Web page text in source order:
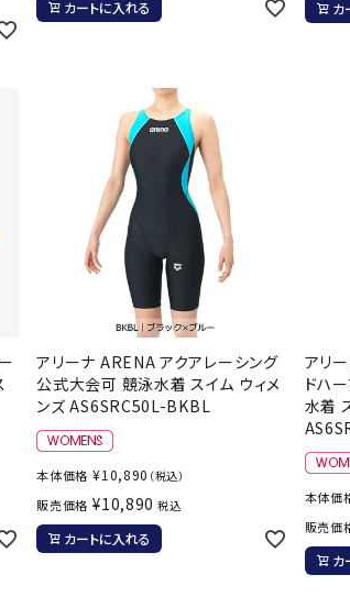
ラバー
ボール（卓球）
その他アクセサリー
卓球台
ラグビー
ラグビースパイク・シューズ
ラグビーウェア
ヘッドギア（ラグビー）
ソックス
その他アクセサリー
ィットネスシューズ
上スパイク・シューズ
ォーキング・トレッキングシュ
トドアシューズ
ーニング・ジム・カジュアル
ズカジュアル
ム・競泳
LI-NING LUXILON
MIKANO
NEUTRALWO
ON ONYONE
カートに入れる カ
アリーナ ARENA アクアレーシング
公式大会可 競泳水着 スイム ウィメ
ンズ AS6SRC50L-BKBL
本体価格 ¥10,890 （税込）
販売価格 ¥10,890 税込
カートに入れる
アリ
ドハ
水着
本体価
販売価
カ